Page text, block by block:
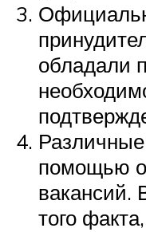
обладали
помощью
вакансий.
того